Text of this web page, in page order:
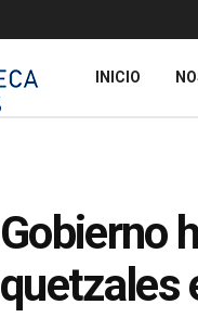
INICIO
Gobierno
quetzales